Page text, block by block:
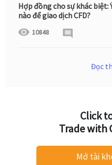
Hợp đồng cho sự khác biệt:
nào để giao dịch CFD?
10848
Đọc
Click
Trade with
Mở tài